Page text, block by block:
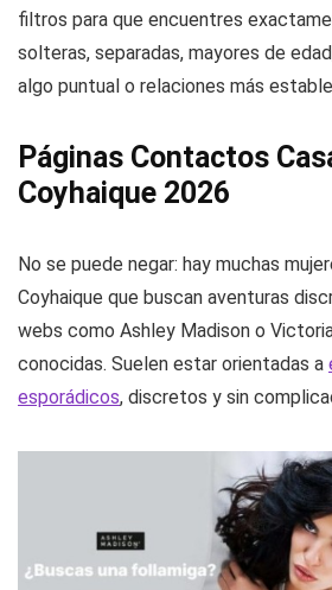
filtros para que encuentres
solteras, separadas, mayores de
algo puntual o relaciones más
Páginas Contactos
Coyhaique 2026
No se puede negar: hay muchas
Coyhaique que buscan aventuras
webs como Ashley Madison o
conocidas. Suelen estar orientadas a
esporádicos, discretos y sin